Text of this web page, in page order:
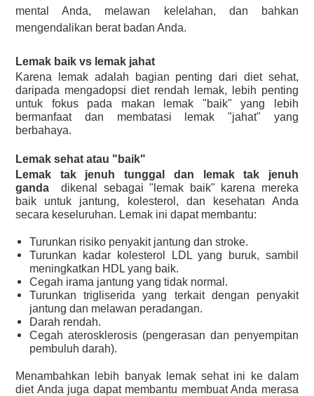
mental Anda, melawan kelelahan, dan bahkan
mengendalikan berat badan Anda.
Lemak baik vs lemak jahat
Karena lemak adalah bagian penting dari diet sehat,
daripada mengadopsi diet rendah lemak, lebih penting
untuk fokus pada makan lemak "baik" yang lebih
bermanfaat dan membatasi lemak "jahat" yang
berbahaya.
Lemak sehat atau "baik"
Lemak tak jenuh tunggal dan lemak tak jenuh
ganda dikenal sebagai "lemak baik" karena mereka
baik untuk jantung, kolesterol, dan kesehatan Anda
secara keseluruhan. Lemak ini dapat membantu:
Turunkan risiko penyakit jantung dan stroke.
Turunkan kadar kolesterol LDL yang buruk, sambil
meningkatkan HDL yang baik.
Cegah irama jantung yang tidak normal.
Turunkan trigliserida yang terkait dengan penyakit
jantung dan melawan peradangan.
Darah rendah.
Cegah aterosklerosis (pengerasan dan penyempitan
pembuluh darah).
Menambahkan lebih banyak lemak sehat ini ke dalam
diet Anda juga dapat membantu membuat Anda merasa